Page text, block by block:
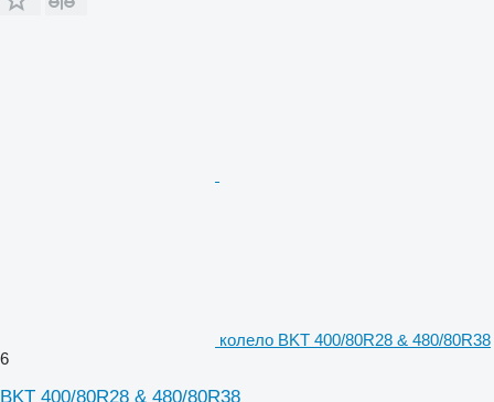
колело BKT 400/80R28 & 480/80R38
6
BKT 400/80R28 & 480/80R38